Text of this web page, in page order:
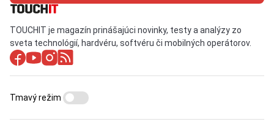
TOUCHIT je magazín prinášajúci novinky, testy a analýzy zo
sveta technológií, hardvéru, softvéru či mobilných operátorov.
Tmavý režim